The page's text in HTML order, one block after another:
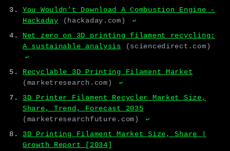
You Wouldn’t Download A Combustion Engine -
Hackaday
(hackaday.com) ↩
Net zero on 3D printing filament recycling:
A sustainable analysis
(sciencedirect.com)
↩
Recyclable 3D Printing Filament Market
(marketresearch.com)
↩
3D Printer Filament Recycler Market Size,
Share, Trend, Forecast 2035
(marketresearchfuture.com)
↩
3D Printing Filament Market Size, Share |
Growth Report [2034]